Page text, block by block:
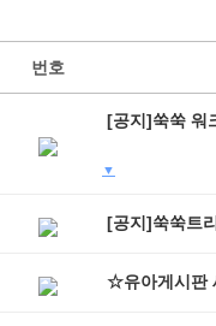
번호
[공지]쑥쑥 워
▼
[공지]쑥쑥트
☆유아게시판